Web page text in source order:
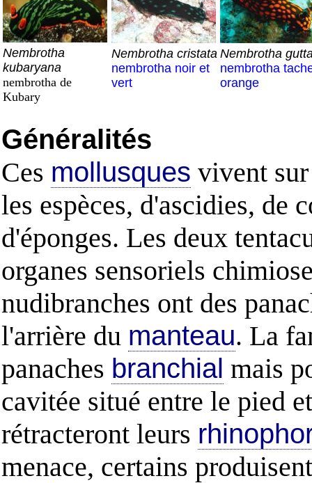
Nembrotha
kubaryana
nembrotha de
Kubary
Nembrotha cristata
nembrotha noir et
vert
Nembrotha
nembrotha
orange
Généralités
Ces mollusques vivent
les espèces, d'ascidies, de
d'éponges. Les deux
organes sensoriels
nudibranches ont des
l'arrière du manteau. La
panaches branchial mais
cavitée situé entre le pied
rétracteront leurs
menace, certains